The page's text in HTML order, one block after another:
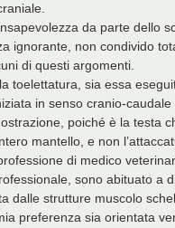
da parte dello
ignorante, non condivido
di questi argomenti.
toelettatura, sia essa
in senso cranio-
poiché è la testa
mantello, e non
di medico
sono abituato a
dalle strutture muscolo
preferenza sia orientata